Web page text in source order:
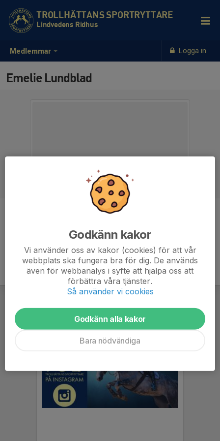
Medlemmar Logga in
TROLLHÄTTANS SPORTRYTTARE
Lindvedens Ridhus
Emelie Lundblad
Godkänn kakor
Vi använder oss av kakor (cookies) för att vår
webbplats ska fungera bra för dig. De används
även för webbanalys i syfte att hjälpa oss att
förbättra våra tjänster.
Så använder vi cookies
Godkänn alla kakor
Bara nödvändiga